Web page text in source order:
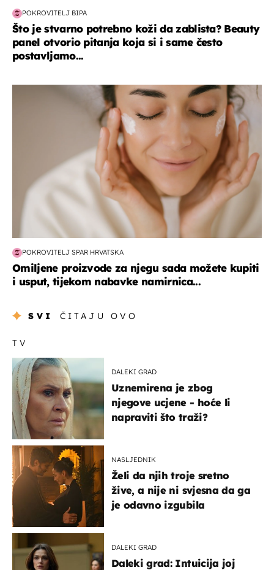
POKROVITELJ BIPA
Što je stvarno potrebno koži da zablista? Beauty
panel otvorio pitanja koja si i same često
postavljamo...
moda & ljepota
POKROVITELJ SPAR HRVATSKA
Omiljene proizvode za njegu sada možete kupiti
i usput, tijekom nabavke namirnica...
SVI ČITAJU OVO
TV
DALEKI GRAD
Uznemirena je zbog
njegove ucjene - hoće li
napraviti što traži?
NASLJEDNIK
Želi da njih troje sretno
žive, a nije ni svjesna da ga
je odavno izgubila
DALEKI GRAD
Daleki grad: Intuicija joj